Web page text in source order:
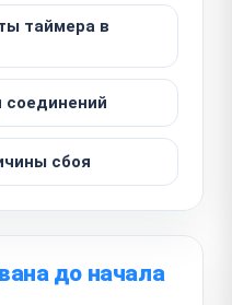
таймера в
соединений
сбоя
до начала